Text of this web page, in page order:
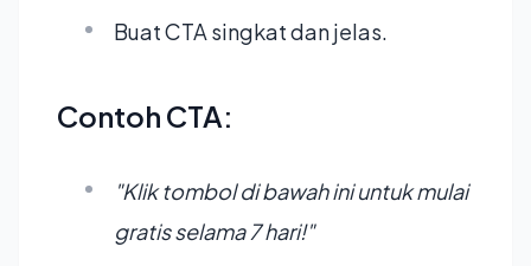
Buat CTA singkat dan jelas.
Contoh CTA:
"Klik tombol di bawah ini untuk mulai
gratis selama 7 hari!"